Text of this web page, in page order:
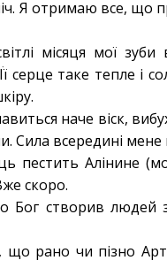
Я отримаю все, що
місяця мої
серце таке тепле і
наче віск,
Сила всередині мене
пестить Алінине
скоро.
створив людей
що рано чи пізно